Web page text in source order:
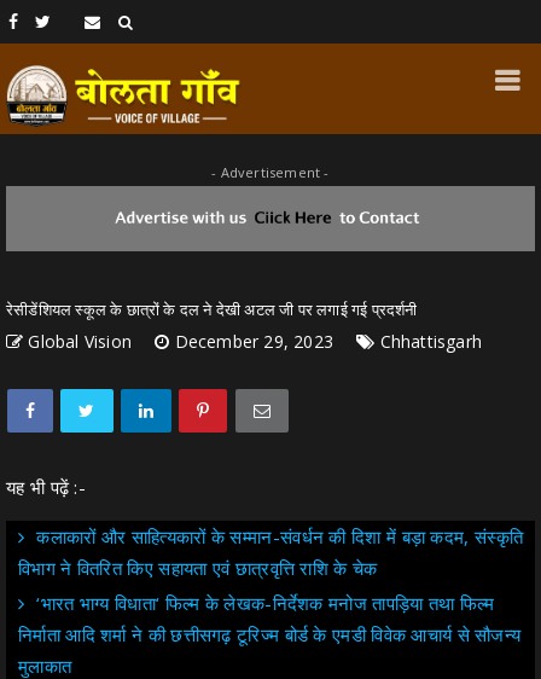
- Advertisement -
रेसीडेंशियल स्कूल के छात्रों के दल ने देखी अटल जी पर लगाई गई प्रदर्शनी
Global Vision December 29, 2023 Chhattisgarh
यह भी पढ़ें :-
कलाकारों और साहित्यकारों के सम्मान-संवर्धन की दिशा में बड़ा कदम, संस्कृति
विभाग ने वितरित किए सहायता एवं छात्रवृत्ति राशि के चेक
‘भारत भाग्य विधाता‘ फिल्म के लेखक-निर्देशक मनोज तापड़िया तथा फिल्म
निर्माता आदि शर्मा ने की छत्तीसगढ़ टूरिज्म बोर्ड के एमडी विवेक आचार्य से सौजन्य
मुलाकात